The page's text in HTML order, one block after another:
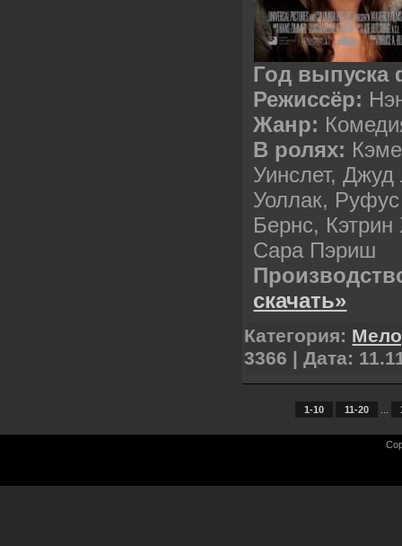
Год выпуска
Режиссёр:
Жанр:
В ролях:
Уинслет,
Уоллак,
Бернс,
Сара Пэриш
скачать»
Категория:
3366 | Дата:
1-10 11-20